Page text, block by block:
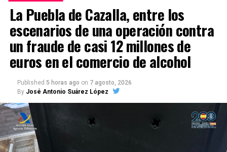
La Puebla de Cazalla, entre los
escenarios de una operación contra
un fraude de casi 12 millones de
euros en el comercio de alcohol
Published 5 horas ago on 7 agosto, 2026
By José Antonio Suárez López